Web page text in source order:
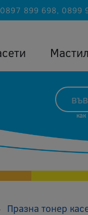
0897 899 698, 0899
Празна тонер